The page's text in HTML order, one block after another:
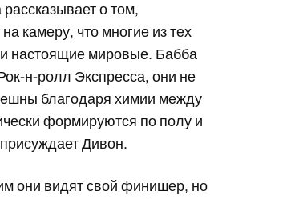
о том,
камеру, что многие из тех
настоящие мировые. Бабба
н-ролл Экспресса, они не
благодаря химии между
формируются по полу и
Дивон.
они видят свой финишер, но